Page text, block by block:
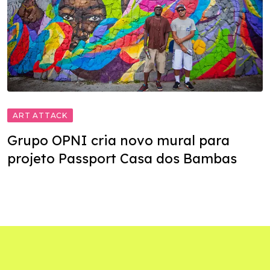
ART ATTACK
Grupo OPNI cria novo mural para
projeto Passport Casa dos Bambas